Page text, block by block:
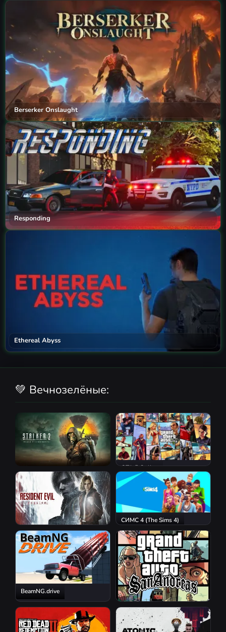
Berserker Onslaught
Responding
Ethereal Abyss
💚 Вечнозелёные:
S.T.A.L.K.E.R. 2: Heart of
Chornobyl
GTA 5 Online
Resident Evil Requiem
СИМС 4 (The Sims 4)
BeamNG.drive
GTA San Andreas